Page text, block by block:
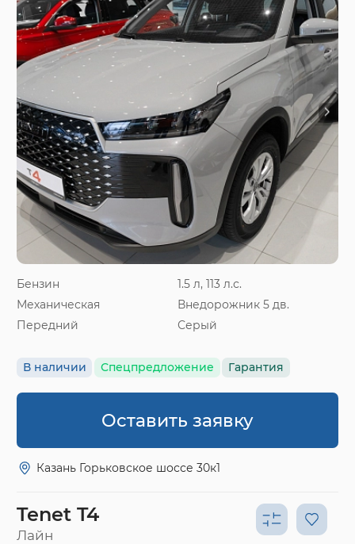
Бензин
1.5 л, 113 л.с.
Механическая
Внедорожник 5 дв.
Передний
Серый
В наличии Спецпредложение Гарантия
Оставить заявку
Казань Горьковское шоссе 30к1
Tenet T4
Лайн